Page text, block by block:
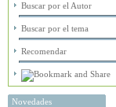
Buscar por el Autor
Buscar por el tema
Recomendar
Novedades